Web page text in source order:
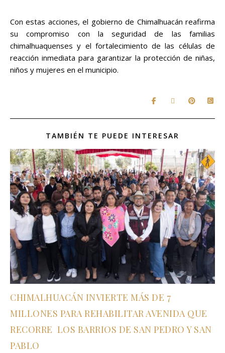
Con estas acciones, el gobierno de Chimalhuacán reafirma
su compromiso con la seguridad de las familias
chimalhuaquenses y el fortalecimiento de las células de
reacción inmediata para garantizar la protección de niñas,
niños y mujeres en el municipio.
TAMBIÉN TE PUEDE INTERESAR
CHIMALHUACÁN INVIERTE MÁS DE 7
MILLONES PARA REHABILITAR AVENIDA QUE
RECORRE LOS BARRIOS DE SAN PEDRO Y SAN
PABLO